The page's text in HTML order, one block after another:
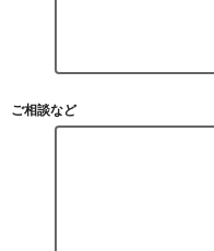
ご相談など